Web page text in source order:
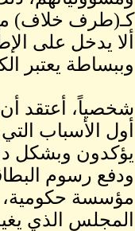
كـ(طرف خلاف) مع
ألا يدخل على
وببساطة يعتبر
شخصياً، أعتقد أن
أول الأسباب
يؤكدون وبشكل
ودفع رسوم
مؤسسة حكومية،
المجلس الذي